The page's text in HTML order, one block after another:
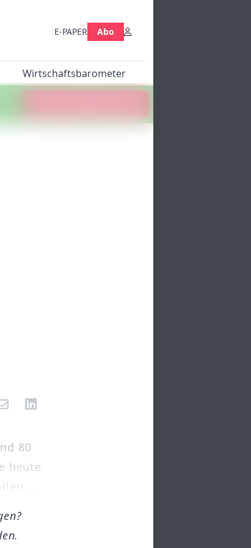
E-PAPER Abo
Wirtschaftsbarometer
80
heute
...